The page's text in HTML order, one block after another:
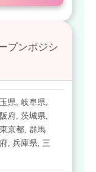
プンポジシ
県,岐阜県,
府,茨城県,
東京都,群馬
,兵庫県,三